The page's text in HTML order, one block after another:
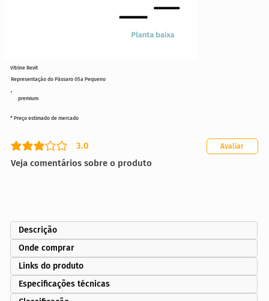
premium
Representação do Pássaro 05a Pequeno
3.0
classificação média é 3 de 5
Veja comentários sobre o produto
Avaliar
* Preço estimado de mercado
Vitrine Revit
Descrição
Onde comprar
Links do produto
Especificações técnicas